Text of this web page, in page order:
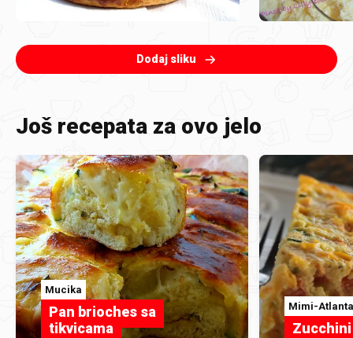
Dodaj sliku
Još recepata za ovo jelo
Mucika
Pan brioches sa
tikvicama
Mimi-Atlanta